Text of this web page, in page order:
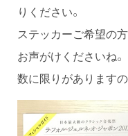
りください。
ステッカーご希望の
お声がけくださいね。
数に限りがありますの